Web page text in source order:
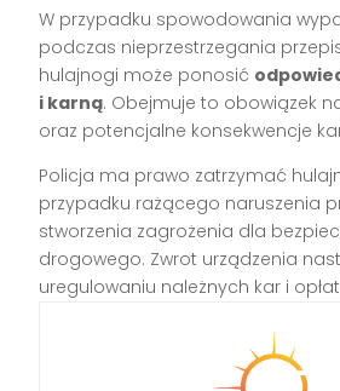
W przypadku spowodowania
podczas nieprzestrzegania
hulajnogi może ponosić
i karną. Obejmuje to obowiązek
oraz potencjalne konsekwencje
Policja ma prawo zatrzymać
przypadku rażącego naruszenia
stworzenia zagrożenia dla
drogowego. Zwrot urządzenia
uregulowaniu należnych kar i